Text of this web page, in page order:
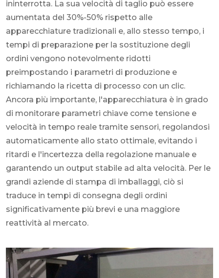
ininterrotta. La sua velocità di taglio può essere
aumentata del 30%-50% rispetto alle
apparecchiature tradizionali e, allo stesso tempo, i
tempi di preparazione per la sostituzione degli
ordini vengono notevolmente ridotti
preimpostando i parametri di produzione e
richiamando la ricetta di processo con un clic.
Ancora più importante, l'apparecchiatura è in grado
di monitorare parametri chiave come tensione e
velocità in tempo reale tramite sensori, regolandosi
automaticamente allo stato ottimale, evitando i
ritardi e l'incertezza della regolazione manuale e
garantendo un output stabile ad alta velocità. Per le
grandi aziende di stampa di imballaggi, ciò si
traduce in tempi di consegna degli ordini
significativamente più brevi e una maggiore
reattività al mercato.